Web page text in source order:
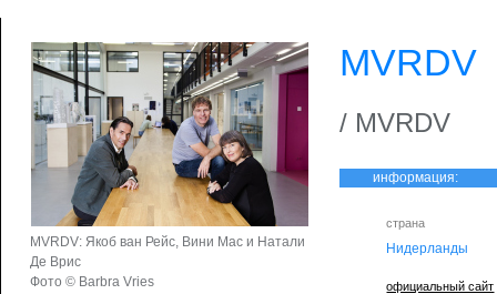
MVRDV: Якоб ван Рейс, Вини Мас и Натали
Де Врис
Фото © Barbra Vries
MVRDV
/ MVRDV
информация:
страна
Нидерланды
официальный сайт